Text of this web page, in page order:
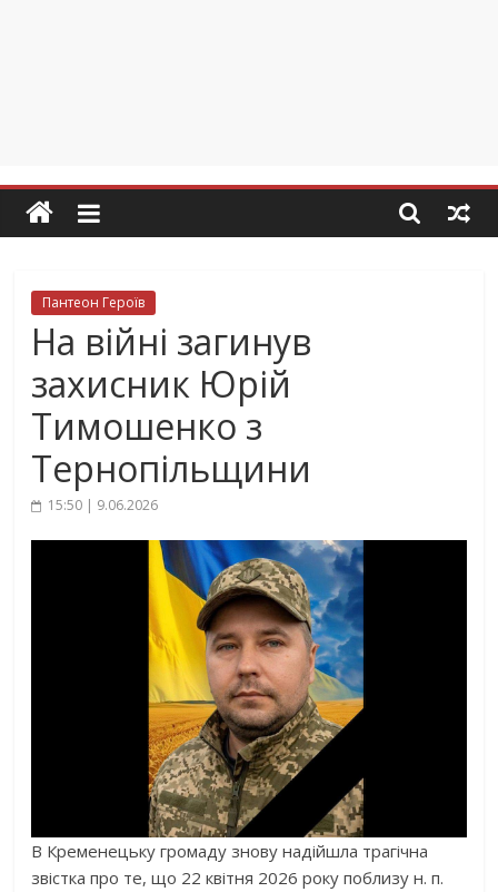
Пантеон Героїв
На війні загинув
захисник Юрій
Тимошенко з
Тернопільщини
15:50 | 9.06.2026
В Кременецьку громаду знову надійшла трагічна
звістка про те, що 22 квітня 2026 року поблизу н. п.